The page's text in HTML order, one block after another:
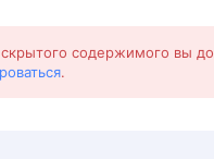
содержимого вы
.